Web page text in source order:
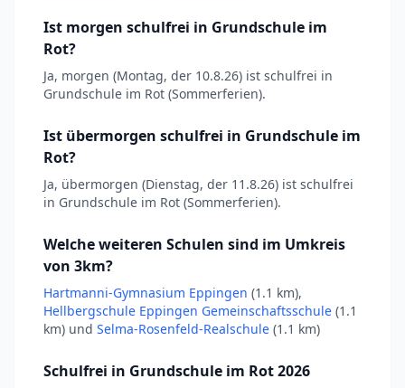
Ist morgen schulfrei in Grundschule im
Rot?
Ja, morgen (Montag, der 10.8.26) ist schulfrei in
Grundschule im Rot (Sommerferien).
Ist übermorgen schulfrei in Grundschule im
Rot?
Ja, übermorgen (Dienstag, der 11.8.26) ist schulfrei
in Grundschule im Rot (Sommerferien).
Welche weiteren Schulen sind im Umkreis
von 3km?
Hartmanni-Gymnasium Eppingen (1.1 km),
Hellbergschule Eppingen Gemeinschaftsschule (1.1
km) und Selma-Rosenfeld-Realschule (1.1 km)
Schulfrei in Grundschule im Rot 2026